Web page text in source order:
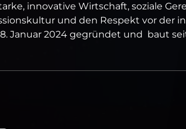
innovative Wirtschaft, soziale
und den Respekt vor der
Januar 2024 gegründet und baut